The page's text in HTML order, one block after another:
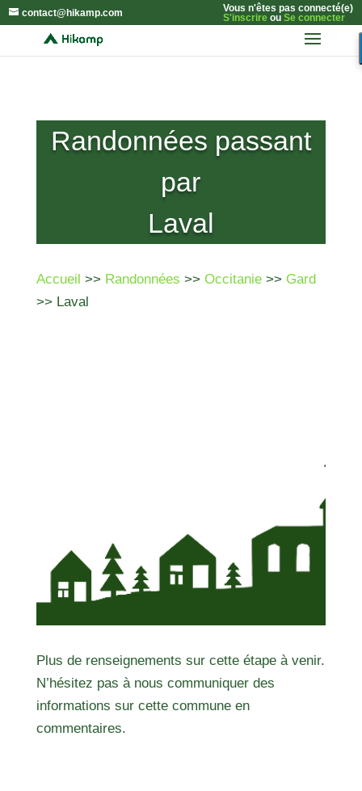
contact@hikamp.com
Vous n'êtes pas connecté(e)
S'inscrireou Se connecter
Randonnées passant
par
Laval
Accueil >> Randonnées >> Occitanie>> Gard
>> Laval
Plus de renseignements sur cette étape à venir.
N’hésitez pas à nous communiquer des
informations sur cette commune en
commentaires.